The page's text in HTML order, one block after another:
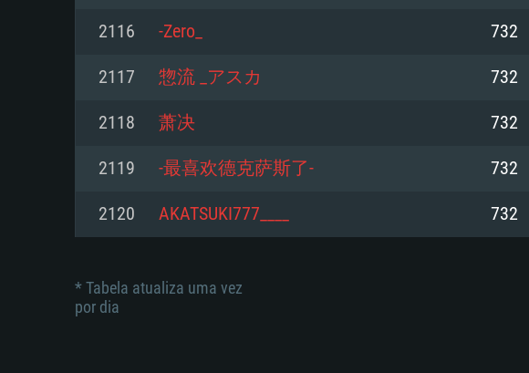
mínima suportada: 720p
Network: Internet de banda larga.
Disco: 23,1 GB
Placa Gráfica: Intel Iris Pro 5200 (Mac),
mínima suportada: 720p com suporte Metal.
Network: Internet de banda larga.
Disco: 21,5 GB
recentes (não mais de 6 meses) /
Vulkan (não mais de 6 meses); Resolução
suportada: 720p.
Network: Internet de banda larga.
Disco: 21,5 GB
2116 -Zero_ 732
2117 惣流 _アスカ 732
2118 萧决 732
2119 -最喜欢德克萨斯了- 732
2120 AKATSUKI777____ 732
* Tabela atualiza uma vez
por dia